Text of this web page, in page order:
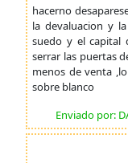
hacerno
la devaluacion y
suedo y el capital
serrar las puertas
menos de venta
sobre blanco
Enviado por: